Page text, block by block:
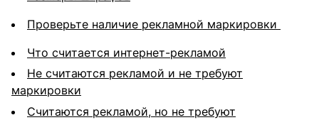
Проверьте наличие рекламной маркировки
Что считается интернет-рекламой
Не считаются рекламой и не требуют
маркировки
Считаются рекламой, но не требуют